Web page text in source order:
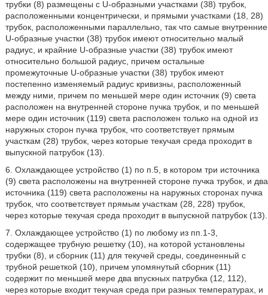
трубки (8) размещены с U-образными участками (38) трубок,
расположенными концентрически, и прямыми участками (18, 28)
трубок, расположенными параллельно, так что самые внутренние
U-образные участки (38) трубок имеют относительно малый
радиус, и крайние U-образные участки (38) трубок имеют
относительно большой радиус, причем остальные
промежуточные U-образные участки (38) трубок имеют
постепенно изменяемый радиус кривизны, расположенный
между ними, причем по меньшей мере один источник (9) света
расположен на внутренней стороне пучка трубок, и по меньшей
мере один источник (119) света расположен только на одной из
наружных сторон пучка трубок, что соответствует прямым
участкам (28) трубок, через которые текучая среда проходит в
выпускной патрубок (13).
6. Охлаждающее устройство (1) по п.5, в котором три источника
(9) света расположены на внутренней стороне пучка трубок, и два
источника (119) света расположены на наружных сторонах пучка
трубок, что соответствует прямым участкам (28, 228) трубок,
через которые текучая среда проходит в выпускной патрубок (13).
7. Охлаждающее устройство (1) по любому из пп.1-3,
содержащее трубную решетку (10), на которой установлены
трубки (8), и сборник (11) для текучей среды, соединенный с
трубной решеткой (10), причем упомянутый сборник (11)
содержит по меньшей мере два впускных патрубка (12, 112),
через которые входит текучая среда при разных температурах, и